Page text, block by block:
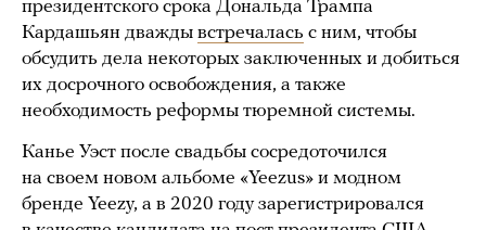
президентского срока Дональда Трампа
Кардашьян дважды встречалась с ним, чтобы
обсудить дела некоторых заключенных и добиться
их досрочного освобождения, а также
необходимость реформы тюремной системы.
Канье Уэст после свадьбы сосредоточился
на своем новом альбоме «Yeezus» и модном
бренде Yeezy, а в 2020 году зарегистрировался